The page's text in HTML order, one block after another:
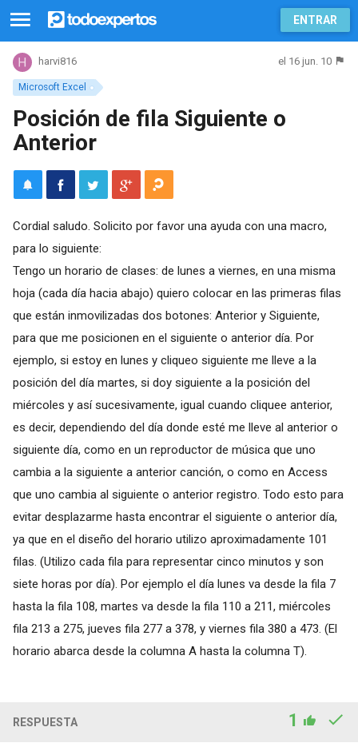
ENTRAR
Microsoft Excel
harvi816 el 16 jun. 10
Posición de fila Siguiente o
Anterior
Cordial saludo. Solicito por favor una ayuda con una macro,
para lo siguiente:
Tengo un horario de clases: de lunes a viernes, en una misma
hoja (cada día hacia abajo) quiero colocar en las primeras filas
que están inmovilizadas dos botones: Anterior y Siguiente,
para que me posicionen en el siguiente o anterior día. Por
ejemplo, si estoy en lunes y cliqueo siguiente me lleve a la
posición del día martes, si doy siguiente a la posición del
miércoles y así sucesivamente, igual cuando cliquee anterior,
es decir, dependiendo del día donde esté me lleve al anterior o
siguiente día, como en un reproductor de música que uno
cambia a la siguiente a anterior canción, o como en Access
que uno cambia al siguiente o anterior registro. Todo esto para
evitar desplazarme hasta encontrar el siguiente o anterior día,
ya que en el diseño del horario utilizo aproximadamente 101
filas. (Utilizo cada fila para representar cinco minutos y son
siete horas por día). Por ejemplo el día lunes va desde la fila 7
hasta la fila 108, martes va desde la fila 110 a 211, miércoles
fila 213 a 275, jueves fila 277 a 378, y viernes fila 380 a 473. (El
horario abarca desde la columna A hasta la columna T).
RESPUESTA 1